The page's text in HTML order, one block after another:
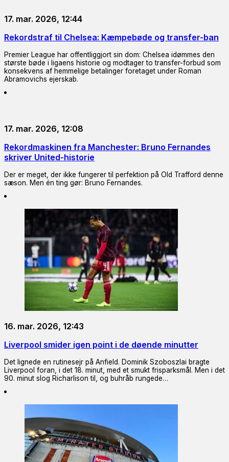
17. mar. 2026, 12:44
Rekordstraf til Chelsea: Kæmpebøde og transfer-ban
Premier League har offentliggjort sin dom: Chelsea idømmes den
største bøde i ligaens historie og modtager to transfer-forbud som
konsekvens af hemmelige betalinger foretaget under Roman
Abramovichs ejerskab.
17. mar. 2026, 12:08
Rekordmaskinen fra Manchester: Bruno Fernandes
skriver United-historie
Der er meget, der ikke fungerer til perfektion på Old Trafford denne
sæson. Men én ting gør: Bruno Fernandes.
16. mar. 2026, 12:43
Liverpool smider igen point i de døende minutter
Det lignede en rutinesejr på Anfield. Dominik Szoboszlai bragte
Liverpool foran, i det 18. minut, med et smukt frisparksmål. Men i det
90. minut slog Richarlison til, og buhråb rungede…